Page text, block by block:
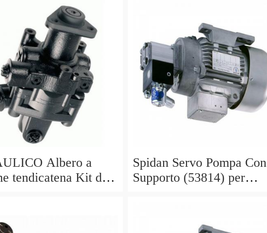
Albero a
tendicatena Kit di
Spidan Servo Pompa Con
Supporto (53814) per